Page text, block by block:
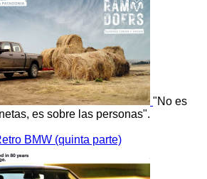
"No es
es sobre las personas".
BMW (quinta parte)